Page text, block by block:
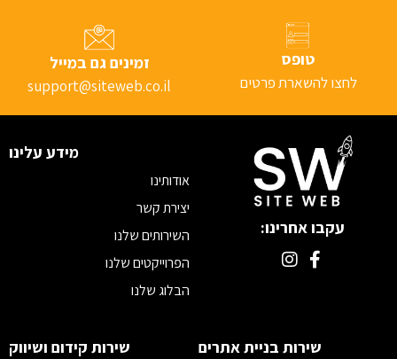
טופס
לחצו להשארת פרטים
זמינים גם במייל
support@siteweb.co.il
עקבו אחרינו:
מידע עלינו
אודותינו
יצירת קשר
השירותים שלנו
הפרוייקטים שלנו
הבלוג שלנו
שירות בניית אתרים שירות קידום ושיווק